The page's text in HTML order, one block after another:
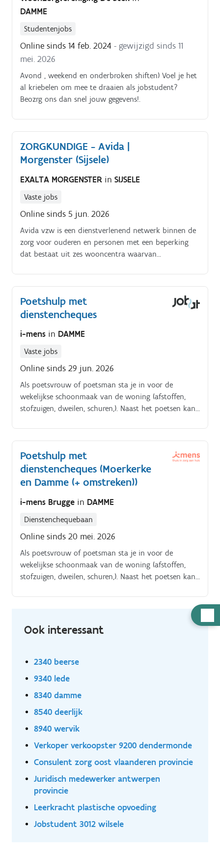
DAMME
Studentenjobs
Online sinds 14 feb. 2024 - gewijzigd sinds 11
mei. 2026
Avond , weekend en onderbroken shiften) Voel je het
al kriebelen om mee te draaien als jobstudent?
Beozrg ons dan snel jouw gegevens!.
ZORGKUNDIGE - Avida |
Morgenster (Sijsele)
EXALTA MORGENSTER in SIJSELE
Vaste jobs
Online sinds 5 jun. 2026
Avida vzw is een dienstverlenend netwerk binnen de
zorg voor ouderen en personen met een beperking
dat bestaat uit zes wooncentra waarvan
vzw staat voor wonen en leven ondersteund door
warme en gedreven mensen De vzw omarmt de
eigenheid van de wooncentra en ondersteunende
diensten, die elk op hun eigen manier bijdragen aan
het lichamelijk en algemeen welzijn van de cliënt Je
geeft cliënten, indien nodig, aangepaste hulp bij
neemt preventieve maatregelen volgens de procedures
m.b.t.
Poetshulp met
dienstencheques
i-mens in DAMME
Vaste jobs
Online sinds 29 jun. 2026
Als poetsvrouw of poetsman sta je in voor de
wekelijkse schoonmaak van de woning (afstoffen,
stofzuigen, dweilen, schuren,). Naast het poetsen kan
boodschappen doen, maaltijden voorbereiden).
Poetshulp met
dienstencheques (Moerkerke
en Damme (+ omstreken))
i-mens Brugge in DAMME
Dienstenchequebaan
Online sinds 20 mei. 2026
Als poetsvrouw of poetsman sta je in voor de
wekelijkse schoonmaak van de woning (afstoffen,
stofzuigen, dweilen, schuren,). Naast het poetsen kan
taken uitvoeren bij mensen thuis (wassen, strijken,
Ook interessant
2340 beerse
9340 lede
8340 damme
8540 deerlijk
8940 wervik
Verkoper verkoopster 9200 dendermonde
Consulent zorg oost vlaanderen provincie
Juridisch medewerker antwerpen
provincie
Leerkracht plastische opvoeding
Jobstudent 3012 wilsele